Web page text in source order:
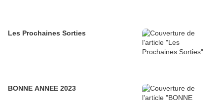
Les Prochaines Sorties
BONNE ANNEE 2023